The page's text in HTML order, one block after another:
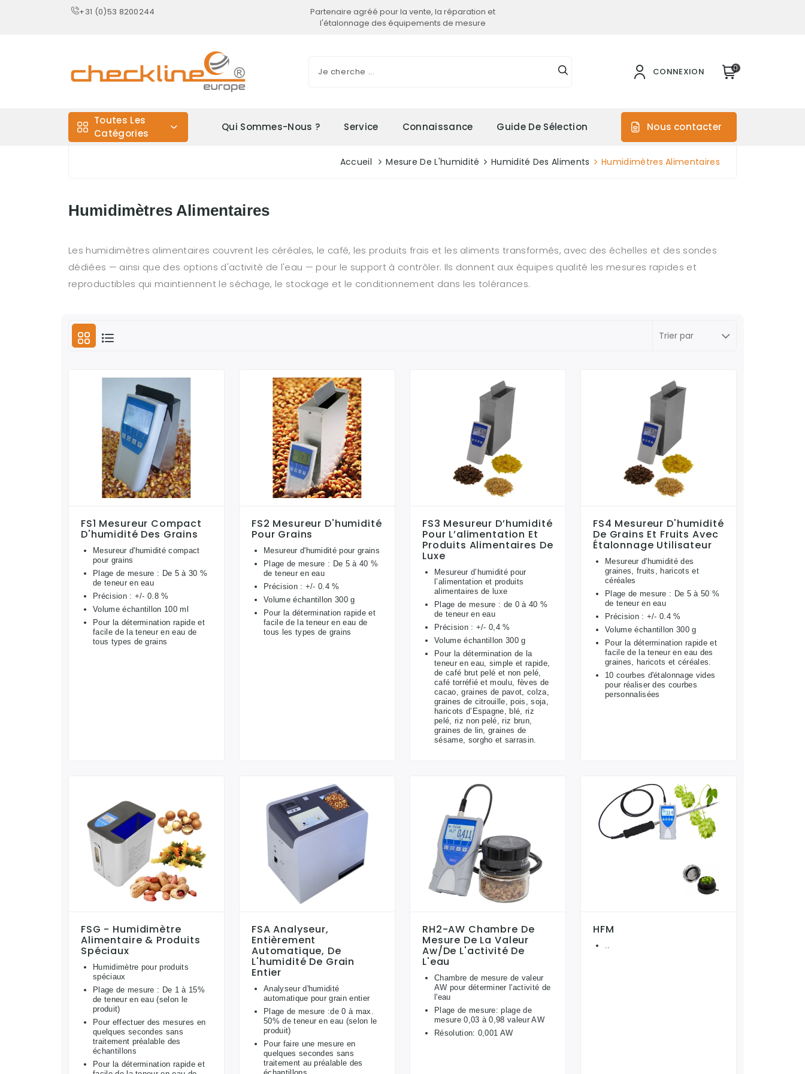
+31 (0)53 8200244
Partenaire agréé pour la vente, la réparation et
l'étalonnage des équipements de mesure
CONNEXION 0
Toutes Les
Catégories
Qui Sommes-Nous ? Service Connaissance Guide De Sélection Nous contacter
Accueil Mesure De L'humidité Humidité Des Aliments Humidimètres Alimentaires
Humidimètres Alimentaires
Les humidimètres alimentaires couvrent les céréales, le café, les produits frais et les aliments transformés, avec des échelles et des sondes
dédiées — ainsi que des options d'activité de l'eau — pour le support à contrôler. Ils donnent aux équipes qualité les mesures rapides et
reproductibles qui maintiennent le séchage, le stockage et le conditionnement dans les tolérances.
FS1 Mesureur Compact
D'humidité Des Grains
Mesureur d'humidité compact
pour grains
Plage de mesure : De 5 à 30 %
de teneur en eau
Précision : +/- 0.8 %
Volume échantillon 100 ml
Pour la détermination rapide et
facile de la teneur en eau de
tous types de grains
FS2 Mesureur D'humidité
Pour Grains
Mesureur d'humidité pour grains
Plage de mesure : De 5 à 40 %
de teneur en eau
Précision : +/- 0.4 %
Volume échantillon 300 g
Pour la détermination rapide et
facile de la teneur en eau de
tous les types de grains
FS3 Mesureur D’humidité
Pour L’alimentation Et
Produits Alimentaires De
Luxe
Mesureur d’humidité pour
l’alimentation et produits
alimentaires de luxe
Plage de mesure : de 0 à 40 %
de teneur en eau
Précision : +/- 0,4 %
Volume échantillon 300 g
Pour la détermination de la
teneur en eau, simple et rapide,
de café brut pelé et non pelé,
café torréfié et moulu, fèves de
cacao, graines de pavot, colza,
graines de citrouille, pois, soja,
haricots d’Espagne, blé, riz
pelé, riz non pelé, riz brun,
graines de lin, graines de
sésame, sorgho et sarrasin.
FS4 Mesureur D'humidité
De Grains Et Fruits Avec
Étalonnage Utilisateur
Mesureur d'humidité des
graines, fruits, haricots et
céréales
Plage de mesure : De 5 à 50 %
de teneur en eau
Précision : +/- 0.4 %
Volume échantillon 300 g
Pour la détermination rapide et
facile de la teneur en eau des
graines, haricots et céréales.
10 courbes d'étalonnage vides
pour réaliser des courbes
personnalisées
FSG - Humidimètre
Alimentaire & Produits
Spéciaux
Humidimètre pour produits
spéciaux
Plage de mesure : De 1 à 15%
de teneur en eau (selon le
produit)
Pour effectuer des mesures en
quelques secondes sans
traitement préalable des
échantillons
Pour la détermination rapide et
FSA Analyseur,
Entièrement
Automatique, De
L'humidité De Grain
Entier
Analyseur d'humidité
automatique pour grain entier
Plage de mesure :de 0 à max.
50% de teneur en eau (selon le
produit)
Pour faire une mesure en
quelques secondes sans
traitement au préalable des
RH2-AW Chambre De
Mesure De La Valeur
Aw/de L'activité De
L'eau
Chambre de mesure de valeur
AW pour déterminer l'activité de
l'eau
Plage de mesure: plage de
mesure 0,03 à 0,98 valeur AW
Résolution: 0,001 AW
HFM
..